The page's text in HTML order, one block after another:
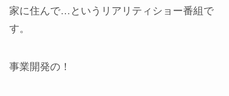
家に住んで…というリアリティショー番組で
す。
事業開発の！